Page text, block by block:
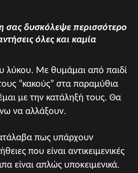
σας δυσκόλεψε περισσότερο
όλες και καμία
λύκου. Με θυμάμαι από παιδί
“κακούς” στα παραμύθια
με την κατάληξή τους. Θα
να αλλάξουν.
πως υπάρχουν
που είναι αντικειμενικές
είναι απλώς υποκειμενικά.